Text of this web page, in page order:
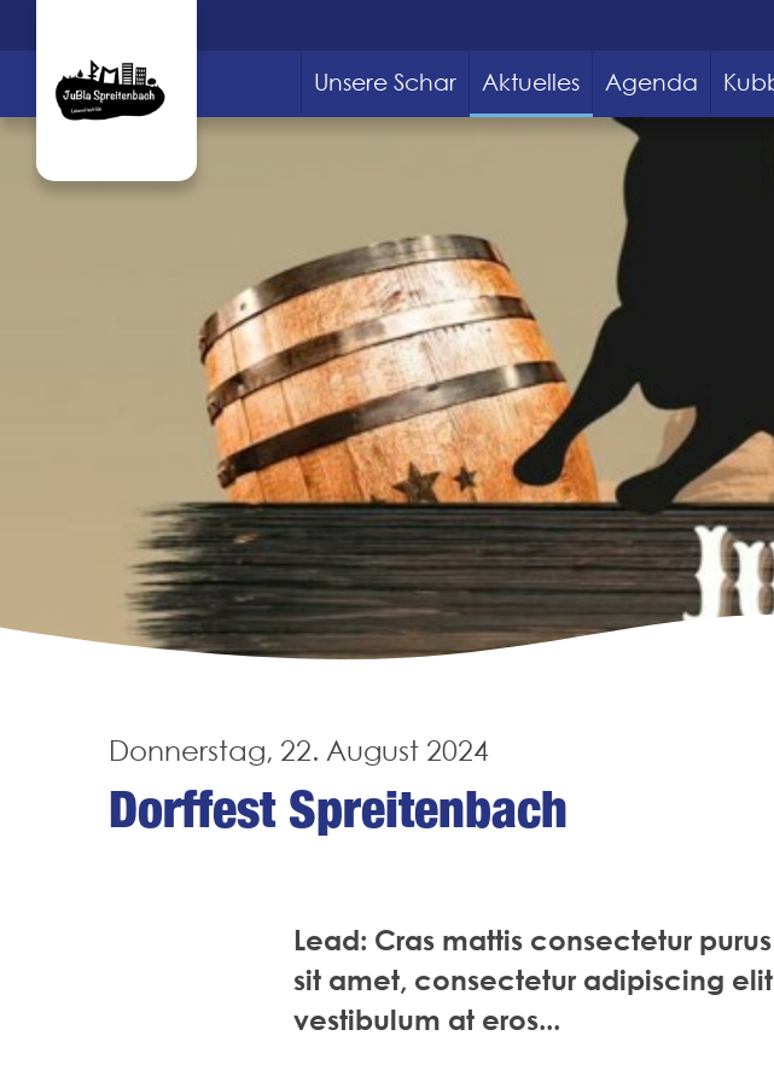
Unsere Schar Aktuelles Agenda
Donnerstag, 22. August 2024
Dorffest Spreitenbach
Lead: Cras mattis consectetur
sit amet, consectetur adipiscing
vestibulum at eros...